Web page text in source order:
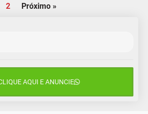
2 Próximo »
AQUI E ANUNCIE